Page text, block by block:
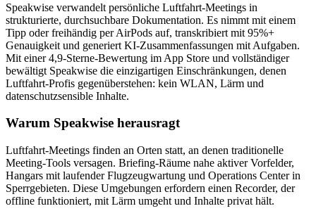
Speakwise verwandelt persönliche Luftfahrt-Meetings in
strukturierte, durchsuchbare Dokumentation. Es nimmt mit einem
Tipp oder freihändig per AirPods auf, transkribiert mit 95%+
Genauigkeit und generiert KI-Zusammenfassungen mit Aufgaben.
Mit einer 4,9-Sterne-Bewertung im App Store und vollständiger
bewältigt Speakwise die einzigartigen Einschränkungen, denen
Luftfahrt-Profis gegenüberstehen: kein WLAN, Lärm und
datenschutzsensible Inhalte.
Warum Speakwise herausragt
Luftfahrt-Meetings finden an Orten statt, an denen traditionelle
Meeting-Tools versagen. Briefing-Räume nahe aktiver Vorfelder,
Hangars mit laufender Flugzeugwartung und Operations Center in
Sperrgebieten. Diese Umgebungen erfordern einen Recorder, der
offline funktioniert, mit Lärm umgeht und Inhalte privat hält.